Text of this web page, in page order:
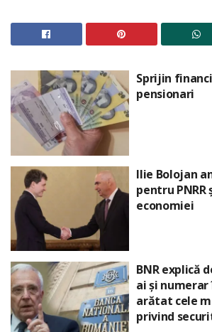
Sprijin
pensionari
Ilie Bolojan
pentru PNRR
economiei
BNR explică
ai și numerar
arătat cele
privind